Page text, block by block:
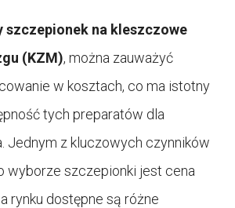
szczepionek na kleszczowe
(KZM), można zauważyć
w kosztach, co ma istotny
tych preparatów dla
Jednym z kluczowych czynników
wyborze szczepionki jest cena
rynku dostępne są różne